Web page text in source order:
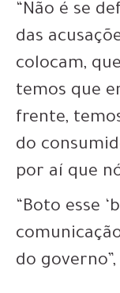
“Não é se
das
colocam,
temos que
frente,
do
por aí que
“Boto esse
do